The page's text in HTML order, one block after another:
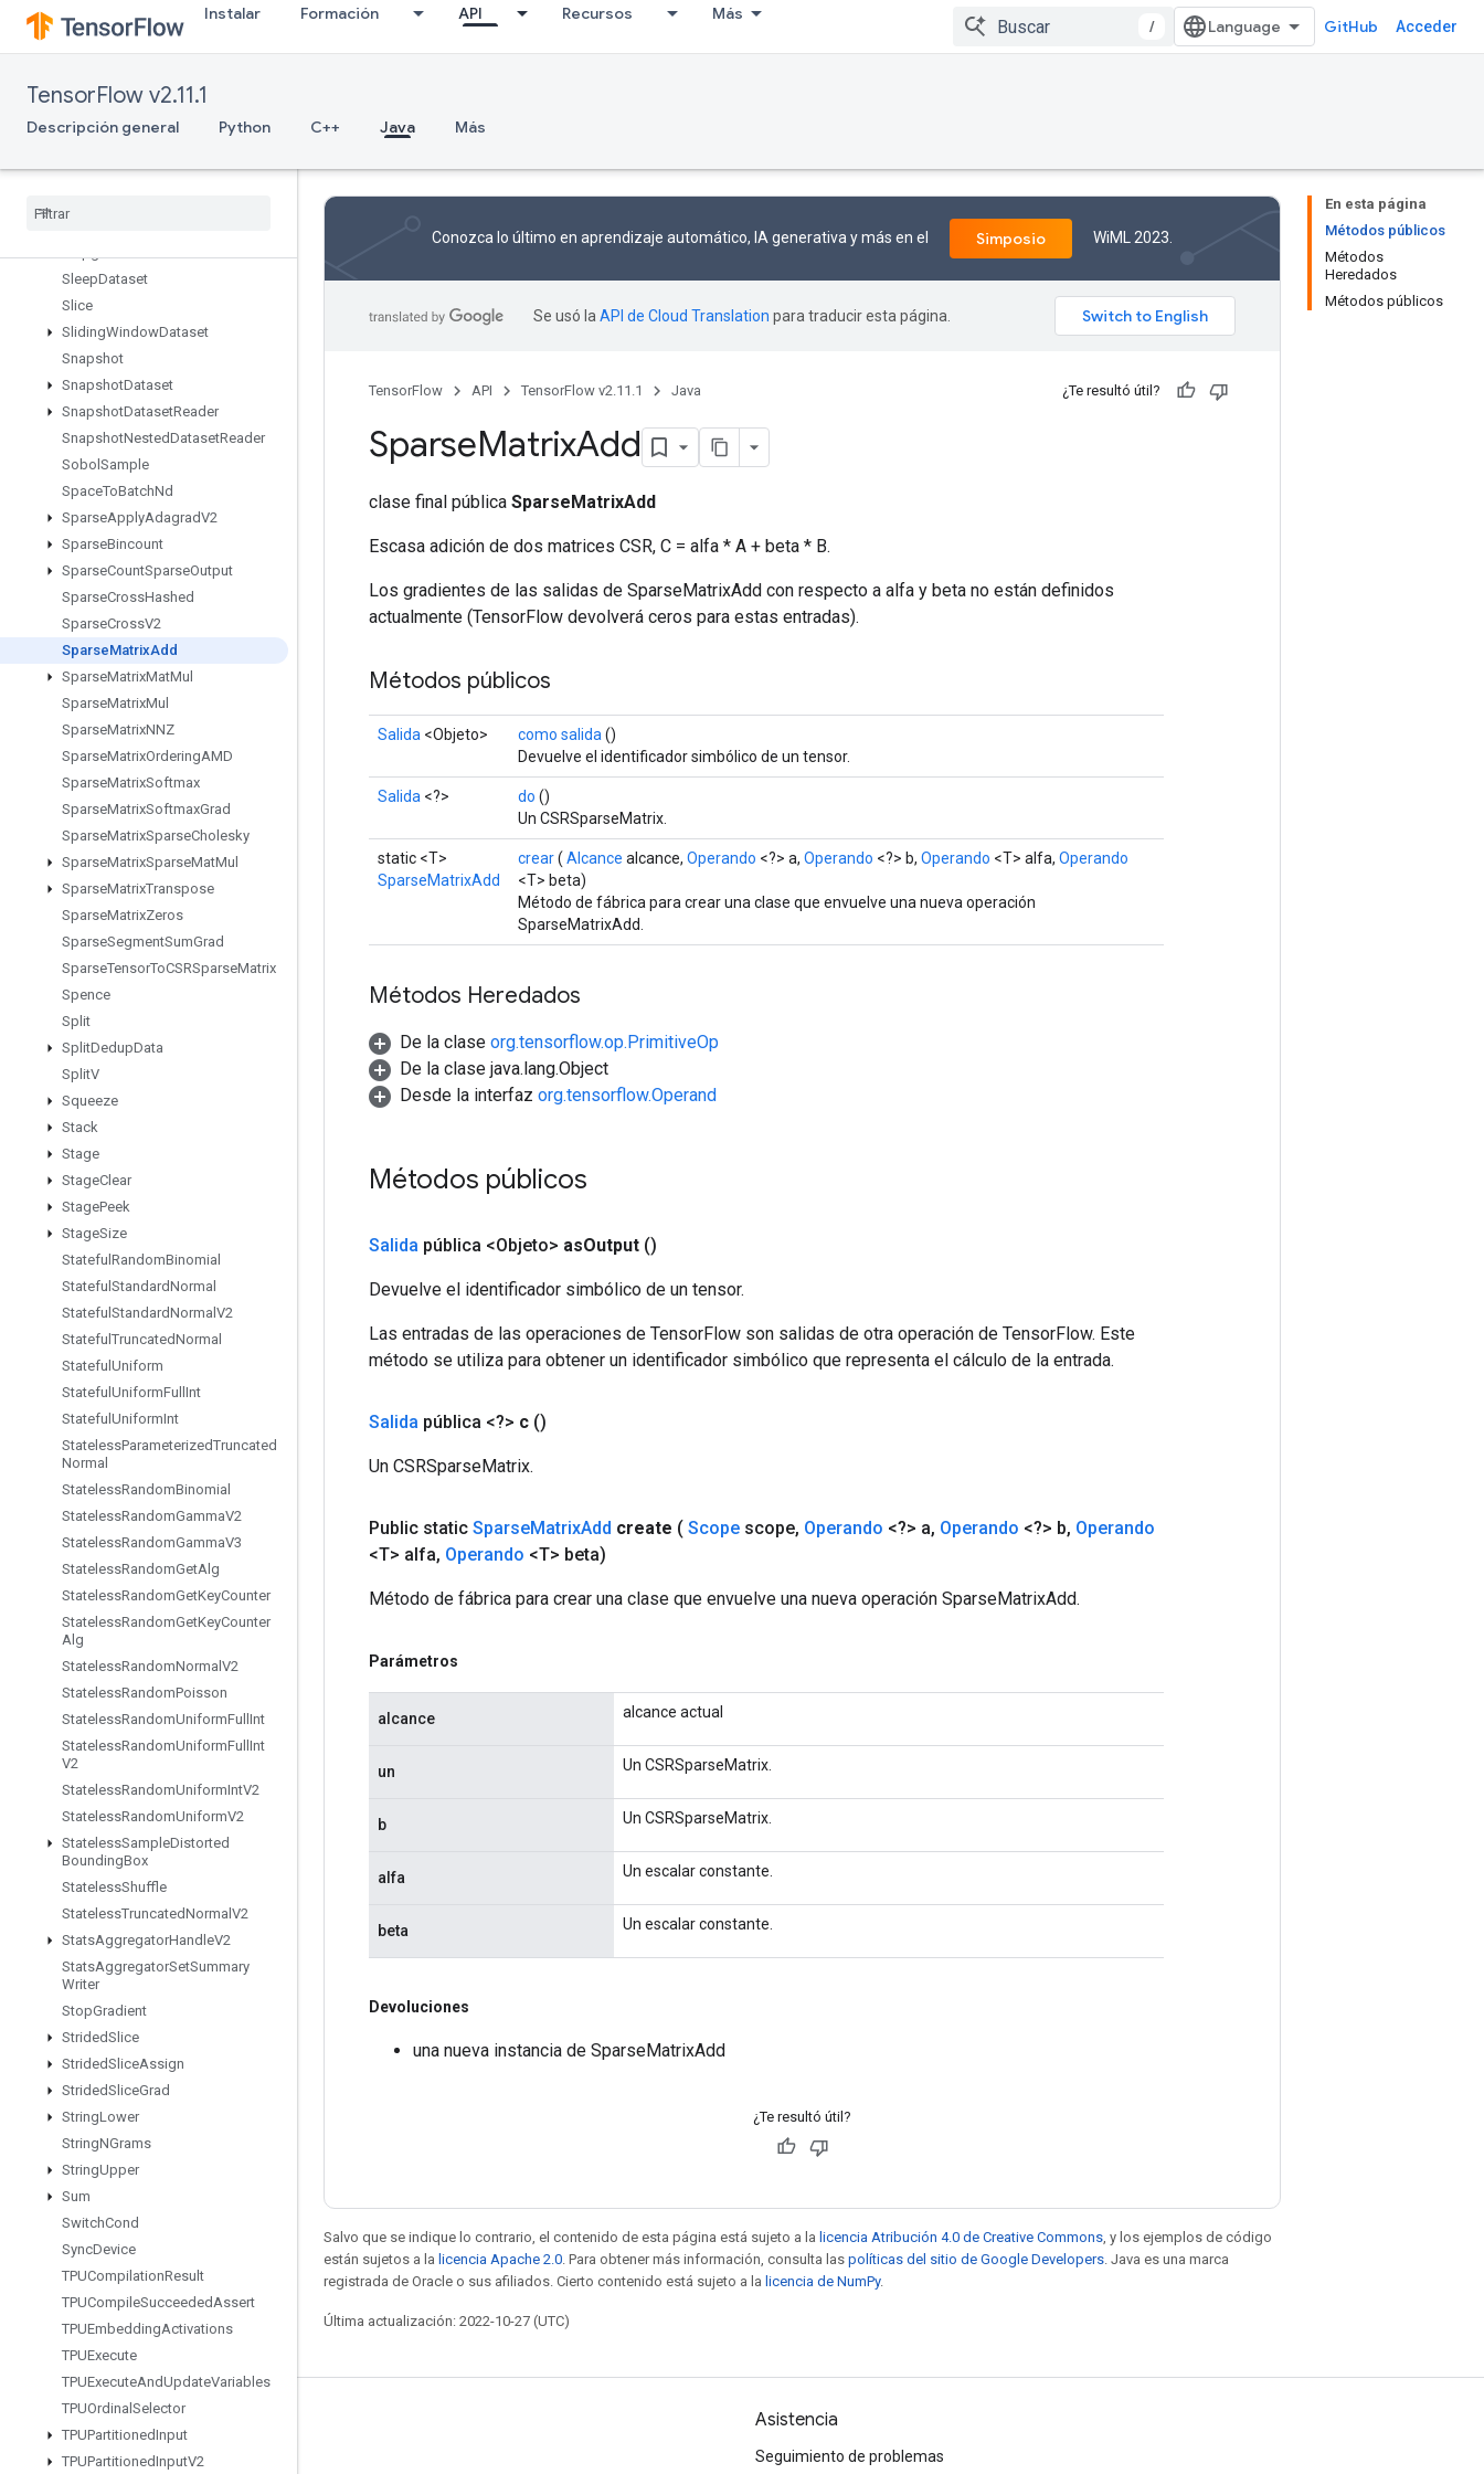
Instalar Formación API Recursos Más
/ GitHub Acceder
TensorFlow v2.11.1
Descripción general Python C++ Java Más
Shape
ShapeN
ShuffleAndRepeatDatasetV2
ShuffleDatasetV2
ShutdownDistributedTPU
SleepDataset
Slice
SlidingWindowDataset
Snapshot
SnapshotDataset
SnapshotDatasetReader
SnapshotNestedDatasetReader
Sobol Sample
SpaceToBatchNd
SparseApplyAdagradV2
SparseBincount
SparseCountSparseOutput
SparseCrossHashed
SparseCrossV2
SparseMatrixAdd
SparseMatrixMatMul
SparseMatrixMul
SparseMatrixNNZ
SparseMatrixOrderingAMD
SparseMatrixSoftmax
SparseMatrixSoftmaxGrad
SparseMatrixSparseCholesky
SparseMatrixSparseMatMul
SparseMatrixTranspose
SparseMatrixZeros
SparseSegmentSumGrad
SparseTensorToCSRSparseMatrix
Spence
Split
SplitDedupData
SplitV
Squeeze
Stack
Stage
StageClear
StagePeek
StageSize
Stateful RandomBinomial
Stateful StandardNormal
Stateful StandardNormal V2
Stateful TruncatedNormal
Stateful Uniform
Stateful UniformFull Int
Stateful UniformInt
StatelessParameterizedTruncated
Normal
StatelessRandomBinomial
StatelessRandomGammaV2
StatelessRandomGammaV3
StatelessRandomGetAlg
StatelessRandomGetKeyCounter
StatelessRandomGetKeyCounter
Alg
StatelessRandomNormal V2
StatelessRandomPoisson
StatelessRandomUniformFull Int
StatelessRandomUniformFull Int
V2
StatelessRandomUniformIntV2
StatelessRandomUniformV2
StatelessSampleDistorted
BoundingBox
StatelessShuffle
StatelessTruncatedNormal V2
StatsAggregatorHandleV2
StatsAggregatorSetSummary
Writer
StopGradient
StridedSlice
StridedSliceAssign
StridedSliceGrad
StringLower
StringNGrams
StringUpper
Sum
SwitchCond
SyncDevice
TPUCompilationResult
TPUCompileSucceededAssert
TPUEmbeddingActivations
TPUExecute
TPUExecuteAndUpdateVariables
TPUOrdinal Selector
TPUPartitionedInput
TPUPartitionedInputV2
En esta página
Métodos públicos
Métodos
Heredados
Métodos públicos
Conozca lo último en aprendizaje automático, IA generativa y más en el Simposio WiML 2023.
Se usó la API de Cloud Translation para traducir esta página.
TensorFlow API TensorFlow v2.11.1 Java ¿Te resultó útil?
SparseMatrixAdd
clase final pública SparseMatrixAdd
Escasa adición de dos matrices CSR, C = alfa * A + beta * B.
Los gradientes de las salidas de SparseMatrixAdd con respecto a alfa y beta no están definidos
actualmente (TensorFlow devolverá ceros para estas entradas).
Métodos públicos
Salida <Objeto> como salida ()
Devuelve el identificador simbólico de un tensor.
Salida <?> do ()
Un CSRSparseMatrix.
static <T>
SparseMatrixAdd
crear( Alcance alcance, Operando <?> a, Operando <?> b, Operando <T> alfa, Operando
<T> beta)
Método de fábrica para crear una clase que envuelve una nueva operación
SparseMatrixAdd.
Métodos Heredados
De la clase org.tensorflow.op.PrimitiveOp
De la clase java.lang.Object
Desde la interfaz org.tensorflow.Operand
Métodos públicos
Salida pública <Objeto> asOutput ()
Devuelve el identificador simbólico de un tensor.
Las entradas de las operaciones de TensorFlow son salidas de otra operación de TensorFlow. Este
método se utiliza para obtener un identificador simbólico que representa el cálculo de la entrada.
Salida pública <?> c ()
Un CSRSparseMatrix.
Public static SparseMatrixAdd create ( Scope scope, Operando <?> a, Operando <?> b, Operando
<T> alfa, Operando <T> beta)
Método de fábrica para crear una clase que envuelve una nueva operación SparseMatrixAdd.
Parámetros
alcance alcance actual
un Un CSRSparseMatrix.
b Un CSRSparseMatrix.
alfa Un escalar constante.
beta Un escalar constante.
Devoluciones
una nueva instancia de SparseMatrixAdd
¿Te resultó útil?
Salvo que se indique lo contrario, el contenido de esta página está sujeto a la licencia Atribución 4.0 de Creative Commons , y los ejemplos de código
están sujetos a la licencia Apache 2.0 . Para obtener más información, consulta las políticas del sitio de Google Developers . Java es una marca
registrada de Oracle o sus afiliados. Cierto contenido está sujeto a la licencia de NumPy.
Última actualización: 2022-10-27 (UTC)
Mantente conectado
Blog
Asistencia
Seguimiento de problemas